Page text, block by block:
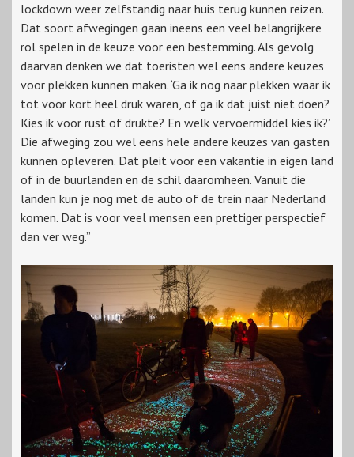
lockdown weer zelfstandig naar huis terug kunnen reizen.
Dat soort afwegingen gaan ineens een veel belangrijkere
rol spelen in de keuze voor een bestemming. Als gevolg
daarvan denken we dat toeristen wel eens andere keuzes
voor plekken kunnen maken. ‘Ga ik nog naar plekken waar ik
tot voor kort heel druk waren, of ga ik dat juist niet doen?
Kies ik voor rust of drukte? En welk vervoermiddel kies ik?’
Die afweging zou wel eens hele andere keuzes van gasten
kunnen opleveren. Dat pleit voor een vakantie in eigen land
of in de buurlanden en de schil daaromheen. Vanuit die
landen kun je nog met de auto of de trein naar Nederland
komen. Dat is voor veel mensen een prettiger perspectief
dan ver weg.”